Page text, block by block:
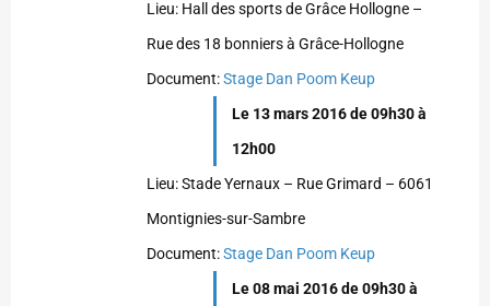
Lieu: Hall des sports de Grâce Hollogne –
Rue des 18 bonniers à Grâce-Hollogne
Document:Stage Dan Poom Keup
Le 13 mars 2016 de 09h30 à
12h00
Lieu: Stade Yernaux – Rue Grimard – 6061
Montignies-sur-Sambre
Document:Stage Dan Poom Keup
Le 08 mai 2016 de 09h30 à